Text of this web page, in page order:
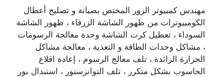
مهندس كمبيوتر الزور المختص بصيانة و تصليح أعطال
الكومبيوترات من ظهور الشاشة الزرقاء ، ظهور الشاشة
السوداء ، تعطيل كرت الشاشة وحدة معالجة الرسومات
، مشاكل وحدات الطاقة و التغذية ، معالجة مشاكل
الحرارة الزائدة ، تلف معالج الرسوم ، إعادة اقلاع
الحاسوب بشكل متكرر ، تلف التوانزستور ، استبدال بور